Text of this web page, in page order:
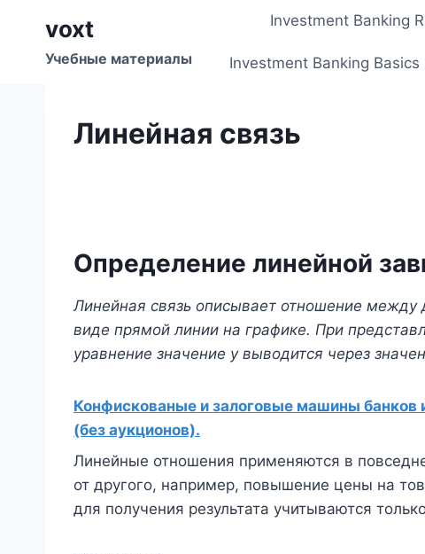
содержимому
voxt
Учебные материалы
Investment Banking
Investment Banking Basics
Линейная связь
Определение линейной
Линейная связь описывает отношение
виде прямой линии на графике. При
уравнение значение y выводится через
Конфискованые и залоговые машины банков
(без аукционов).
Линейные отношения применяются в
от другого, например, повышение цены на
для получения результата учитываются